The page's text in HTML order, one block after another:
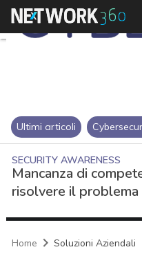
Ultimi articoli
SECURITY AWARENESS
Mancanza di
risolvere il problema
Home Soluzioni Aziendali